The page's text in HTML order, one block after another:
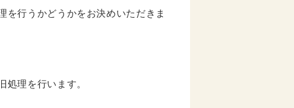
を行うかどうかをお決めいただきま
理を行います。